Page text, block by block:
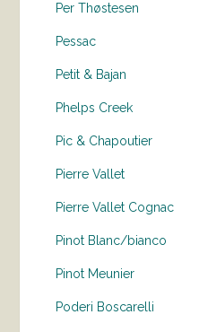
Per Thøstesen
Pessac
Petit & Bajan
Phelps Creek
Pic & Chapoutier
Pierre Vallet
Pierre Vallet Cognac
Pinot Blanc/bianco
Pinot Meunier
Poderi Boscarelli